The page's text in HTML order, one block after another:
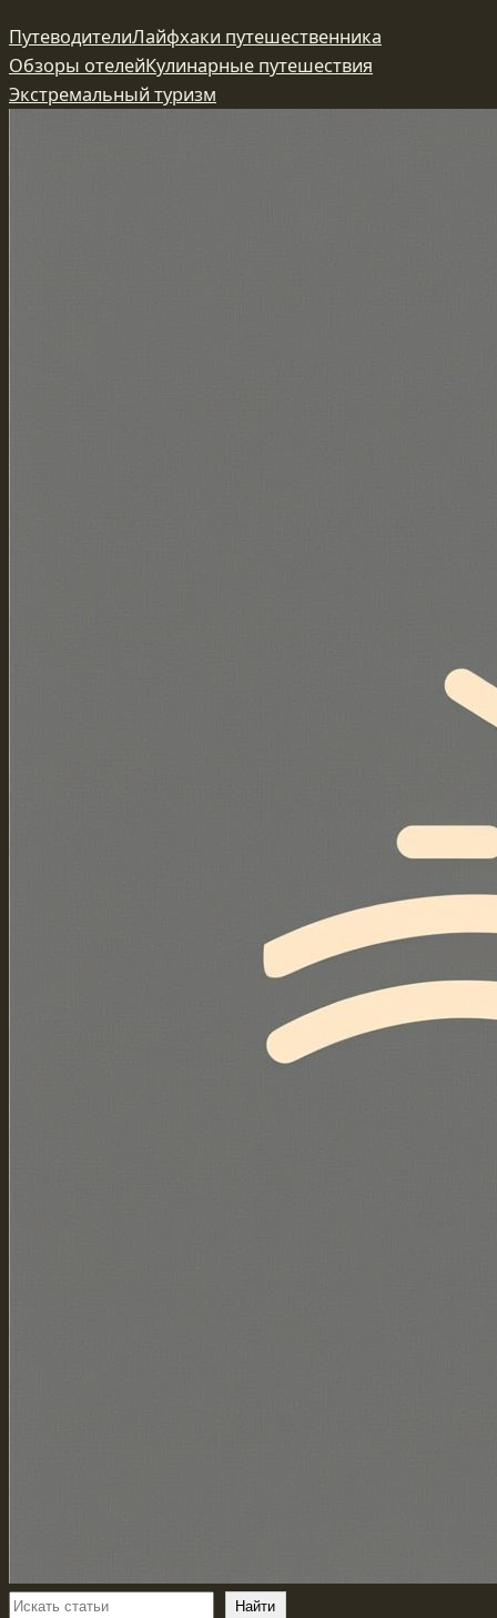
к
содержимому
ПутеводителиЛайфхаки путешественника
Обзоры отелейКулинарные путешествия
Экстремальный туризм
Поиск Найти